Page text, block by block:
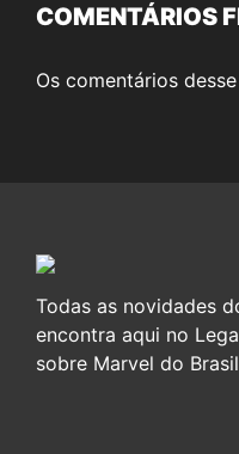
COMENTÁRIOS
Os comentários
Todas as novidades
encontra aqui no
sobre Marvel do